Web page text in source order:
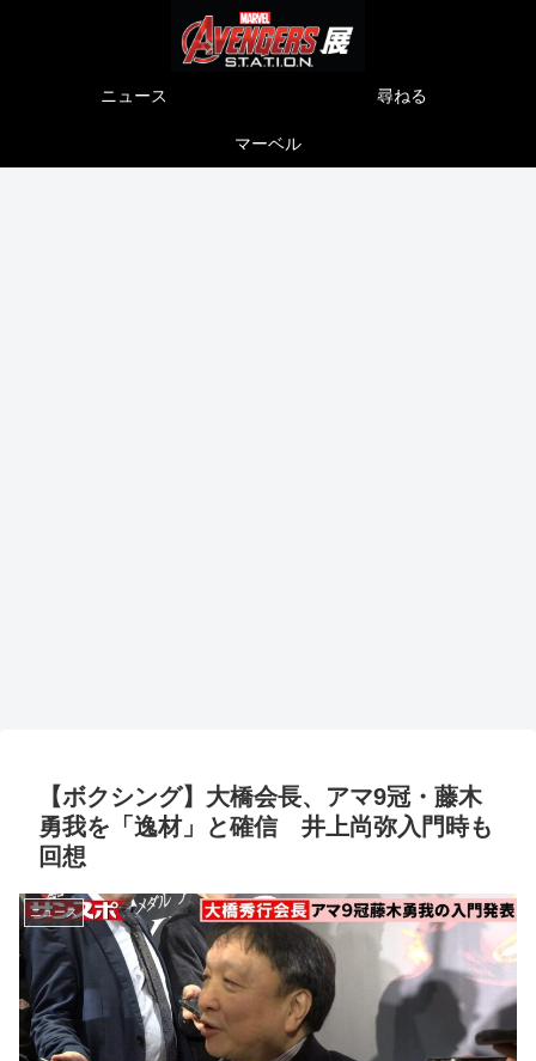
ニュース 尋ねる
マーベル
【ボクシング】大橋会長、アマ9冠・藤木
勇我を「逸材」と確信 井上尚弥入門時も
回想
ニュース